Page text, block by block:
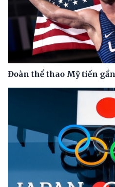
Đoàn thể thao Mỹ tiến